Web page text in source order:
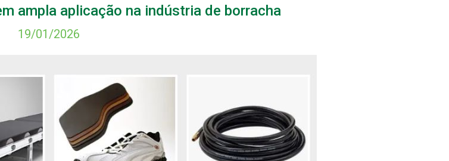
ampla aplicação na indústria de borracha
19/01/2026